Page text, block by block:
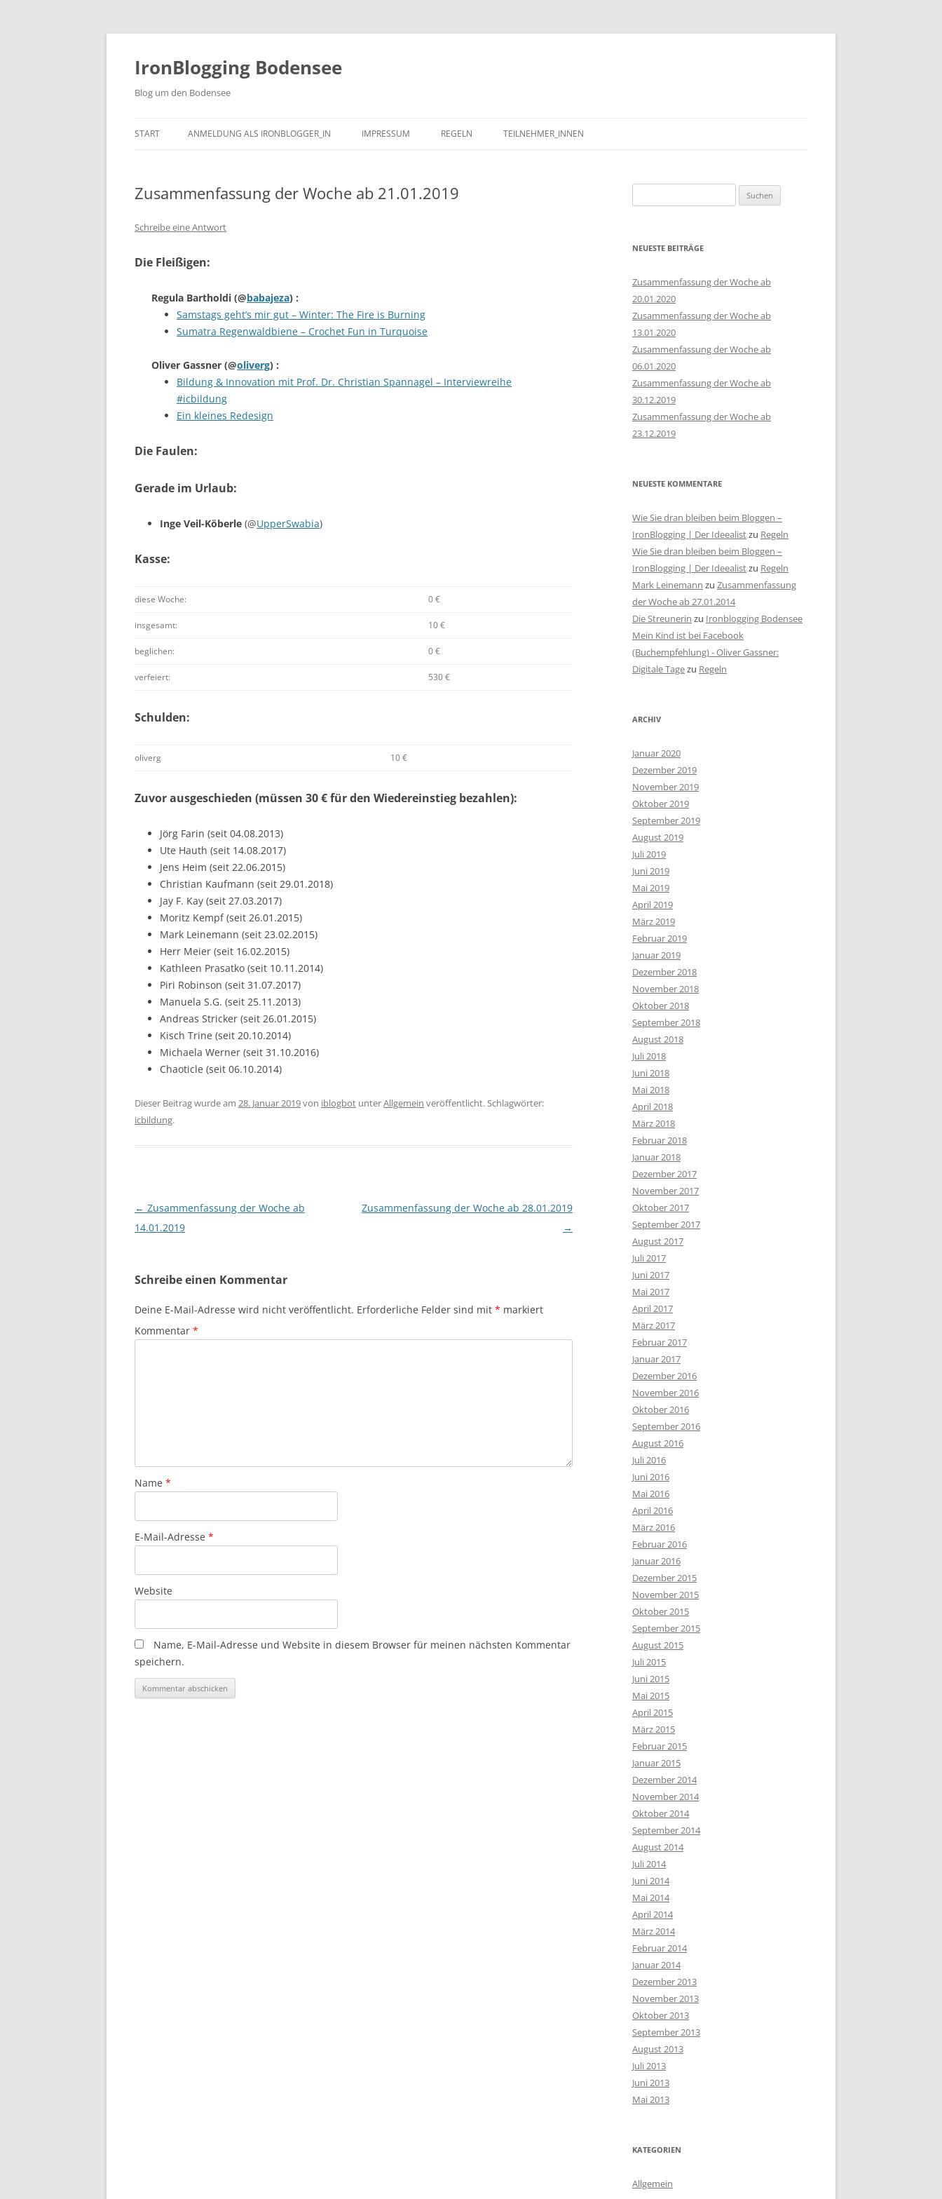
Zum
IronBlogging Bodensee
Blog um den Bodensee
START ANMELDUNG ALS IRONBLOGGER_IN IMPRESSUM REGELN TEILNEHMER_INNEN
Zusammenfassung der Woche ab 21.01.2019
Schreibe eine Antwort
Die Fleißigen:
Regula Bartholdi (@babajeza) :
Samstags geht’s mir gut – Winter: The Fire is Burning
Sumatra Regenwaldbiene – Crochet Fun in Turquoise
Oliver Gassner (@oliverg) :
Bildung & Innovation mit Prof. Dr. Christian Spannagel – Interviewreihe
#icbildung
Ein kleines Redesign
Die Faulen:
Gerade im Urlaub:
Inge Veil-Köberle (@UpperSwabia)
Kasse:
diese Woche: 0 €
insgesamt: 10 €
beglichen: 0 €
verfeiert: 530 €
Schulden:
oliverg 10 €
Zuvor ausgeschieden (müssen 30 € für den Wiedereinstieg bezahlen):
Jörg Farin (seit 04.08.2013)
Ute Hauth (seit 14.08.2017)
Jens Heim (seit 22.06.2015)
Christian Kaufmann (seit 29.01.2018)
Jay F. Kay (seit 27.03.2017)
Moritz Kempf (seit 26.01.2015)
Mark Leinemann (seit 23.02.2015)
Herr Meier (seit 16.02.2015)
Kathleen Prasatko (seit 10.11.2014)
Piri Robinson (seit 31.07.2017)
Manuela S.G. (seit 25.11.2013)
Andreas Stricker (seit 26.01.2015)
Kisch Trine (seit 20.10.2014)
Michaela Werner (seit 31.10.2016)
Chaoticle (seit 06.10.2014)
Dieser Beitrag wurde am 28. Januar 2019von iblogbot unterAllgemein veröffentlicht. Schlagwörter:
icbildung.
Beitragsnavigation
← Zusammenfassung der Woche ab
14.01.2019
Zusammenfassung der Woche ab 28.01.2019
→
Schreibe einen Kommentar
Deine E-Mail-Adresse wird nicht veröffentlicht. Erforderliche Felder sind mit * markiert
Kommentar *
Name *
E-Mail-Adresse *
Website
Name, E-Mail-Adresse und Website in diesem Browser für meinen nächsten Kommentar
speichern.
nach:
NEUESTE BEITRÄGE
Zusammenfassung der Woche ab
20.01.2020
Zusammenfassung der Woche ab
13.01.2020
Zusammenfassung der Woche ab
06.01.2020
Zusammenfassung der Woche ab
30.12.2019
Zusammenfassung der Woche ab
23.12.2019
NEUESTE KOMMENTARE
Wie Sie dran bleiben beim Bloggen –
IronBlogging | Der Ideealistzu Regeln
Wie Sie dran bleiben beim Bloggen –
IronBlogging | Der Ideealistzu Regeln
Mark Leinemann zu Zusammenfassung
der Woche ab 27.01.2014
Die Streunerin zu Ironblogging Bodensee
Mein Kind ist bei Facebook
(Buchempfehlung) - Oliver Gassner:
Digitale Tagezu Regeln
ARCHIV
Januar 2020
Dezember 2019
November 2019
Oktober 2019
September 2019
August 2019
Juli 2019
Juni 2019
Mai 2019
April 2019
März 2019
Februar 2019
Januar 2019
Dezember 2018
November 2018
Oktober 2018
September 2018
August 2018
Juli 2018
Juni 2018
Mai 2018
April 2018
März 2018
Februar 2018
Januar 2018
Dezember 2017
November 2017
Oktober 2017
September 2017
August 2017
Juli 2017
Juni 2017
Mai 2017
April 2017
März 2017
Februar 2017
Januar 2017
Dezember 2016
November 2016
Oktober 2016
September 2016
August 2016
Juli 2016
Juni 2016
Mai 2016
April 2016
März 2016
Februar 2016
Januar 2016
Dezember 2015
November 2015
Oktober 2015
September 2015
August 2015
Juli 2015
Juni 2015
Mai 2015
April 2015
März 2015
Februar 2015
Januar 2015
Dezember 2014
November 2014
Oktober 2014
September 2014
August 2014
Juli 2014
Juni 2014
Mai 2014
April 2014
März 2014
Februar 2014
Januar 2014
Dezember 2013
November 2013
Oktober 2013
September 2013
August 2013
Juli 2013
Juni 2013
Mai 2013
KATEGORIEN
Allgemein